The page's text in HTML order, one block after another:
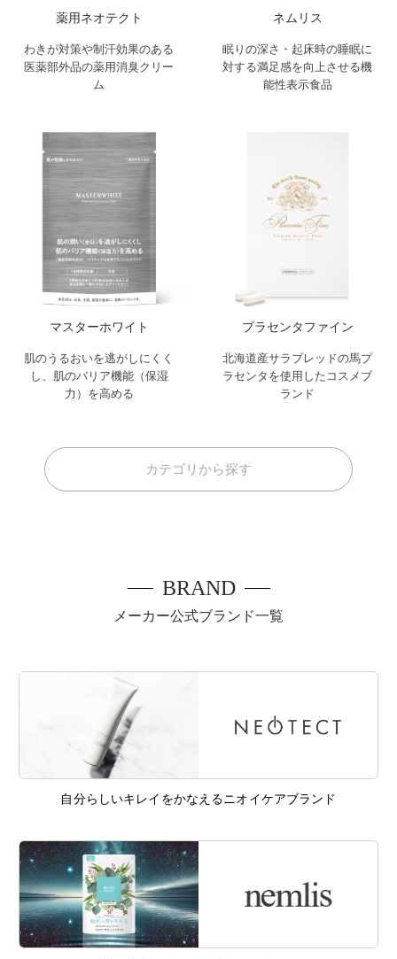
薬用ネオテクト
わきが対策や制汗効果のある
医薬部外品の薬用消臭クリー
ム
ネムリス
眠りの深さ・起床時の睡眠に
対する満足感を向上させる機
能性表示食品
マスターホワイト
肌のうるおいを逃がしにくく
し、肌のバリア機能（保湿
力）を高める
プラセンタファイン
北海道産サラブレッドの馬プ
ラセンタを使用したコスメブ
ランド
カテゴリから探す
BRAND
メーカー公式ブランド一覧
自分らしいキレイをかなえるニオイケアブランド